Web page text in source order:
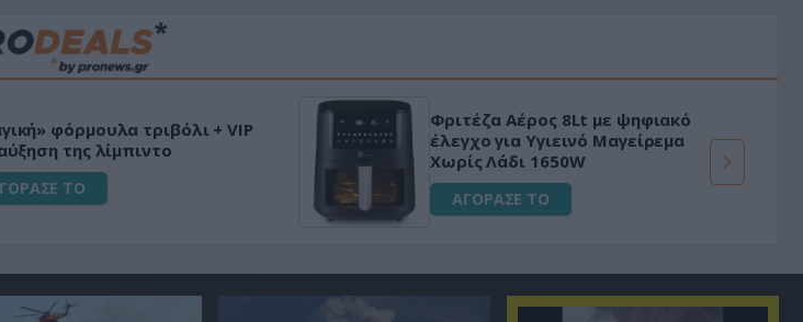
φόρμουλα τριβόλι + VIP
της λίμπιντο
ΤΟ
Φριτέζα Αέρος 8Lt με ψηφιακό
έλεγχο για Υγιεινό Μαγείρεμα
Χωρίς Λάδι 1650W
ΑΓΟΡΑΣΕ ΤΟ